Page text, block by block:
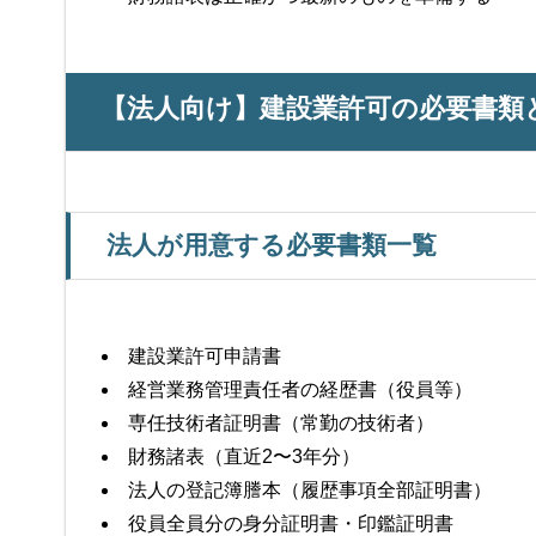
【法人向け】建設業許可の必要書類
法人が用意する必要書類一覧
建設業許可申請書
経営業務管理責任者の経歴書（役員等）
専任技術者証明書（常勤の技術者）
財務諸表（直近2〜3年分）
法人の登記簿謄本（履歴事項全部証明書）
役員全員分の身分証明書・印鑑証明書